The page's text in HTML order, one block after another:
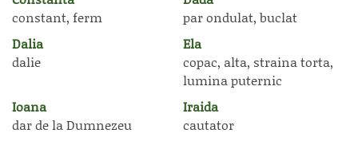
constant, ferm
par ondulat, buclat
Dalia
dalie
Ela
copac, alta, straina torta,
lumina puternic
Ioana
dar de la Dumnezeu
Iraida
cautator